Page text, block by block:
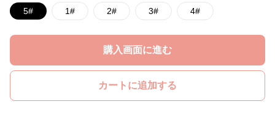
5# 1# 2# 3# 4#
購入画面に進む
カートに追加する